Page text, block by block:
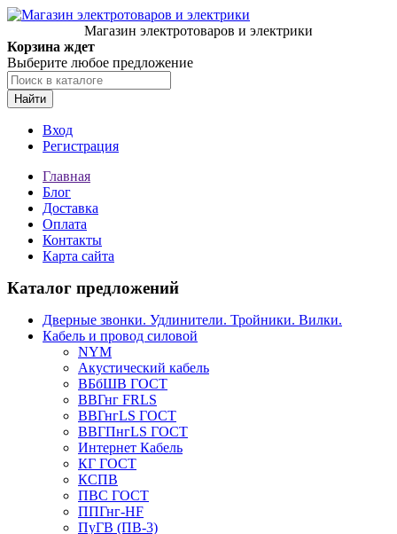
Магазин электротоваров и электрики
Корзина ждет
Выберите любое предложение
Найти
Вход
Регистрация
Главная
Блог
Доставка
Оплата
Контакты
Карта сайта
Каталог предложений
Дверные звонки. Удлинители. Тройники. Вилки.
Кабель и провод силовой
NYM
Акустический кабель
ВБбШВ ГОСТ
ВВГнг FRLS
ВВГнгLS ГОСТ
ВВГПнгLS ГОСТ
Интернет Кабель
КГ ГОСТ
КСПВ
ПВС ГОСТ
ППГнг-HF
ПуГВ (ПВ-3)